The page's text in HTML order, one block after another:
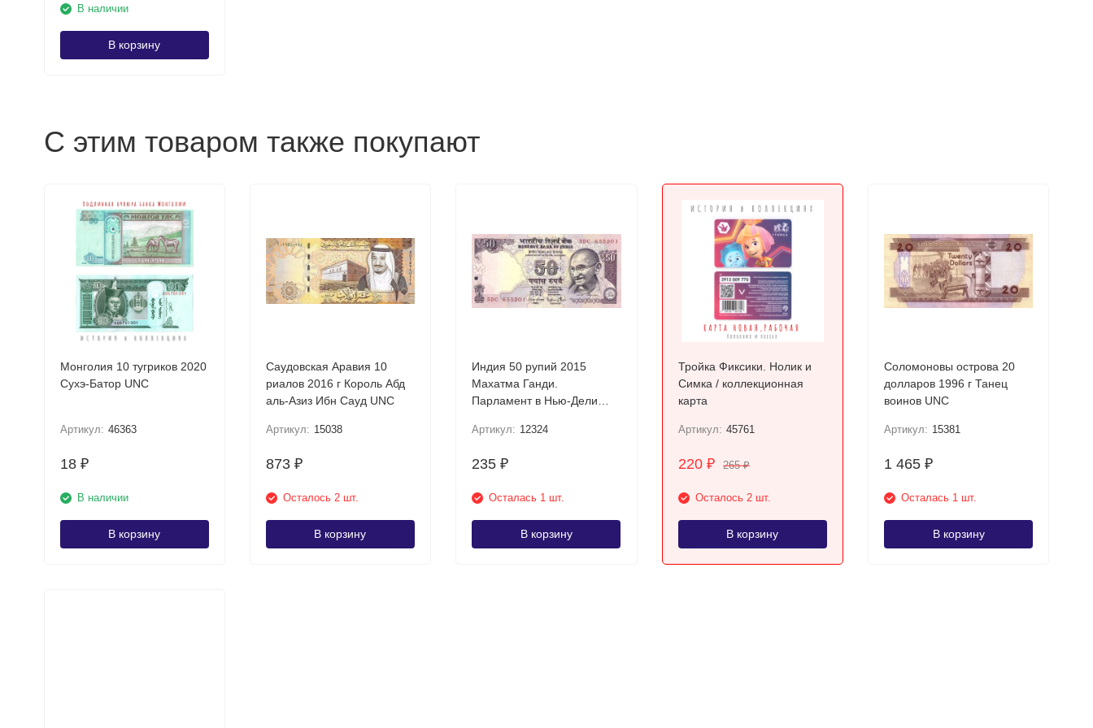
В наличии
В корзину
С этим товаром также покупают
Монголия 10 тугриков 2020
Сухэ-Батор UNC
Артикул: 46363
18 ₽
В наличии
В корзину
Саудовская Аравия 10
риалов 2016 г Король Абд
аль-Азиз Ибн Сауд UNC
Артикул: 15038
873 ₽
Осталось 2 шт.
В корзину
Индия 50 рупий 2015
Махатма Ганди.
Парламент в Нью-Дели
купюра
Артикул: 12324
235₽
Осталась 1 шт.
В корзину
Тройка Фиксики. Нолик и
Симка / коллекционная
карта
Артикул: 45761
220 ₽ 265₽
Осталось 2 шт.
В корзину
Соломоновы острова 20
долларов 1996 г Танец
воинов UNC
Артикул: 15381
1 465₽
Осталась 1 шт.
В корзину